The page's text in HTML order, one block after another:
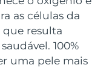
as células da
que resulta
100%
uma pele mais